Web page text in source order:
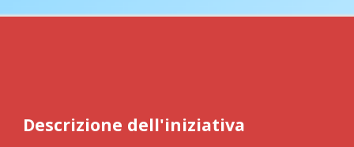
Descrizione dell'iniziativa